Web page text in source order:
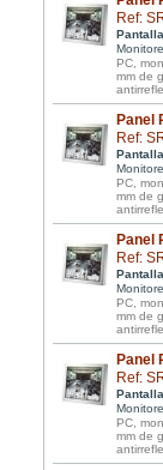
Ref:
PC,
mm de
Panel
Ref:
PC,
mm de
Panel
Ref:
PC,
mm de
Panel
Ref:
PC,
mm de